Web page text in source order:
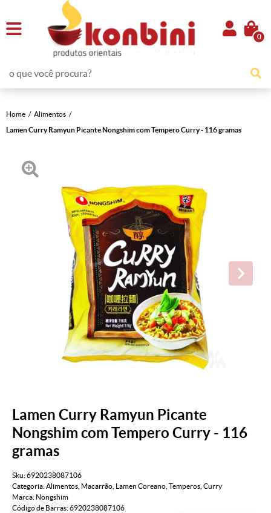
0
Home
Alimentos
Lamen Curry Ramyun Picante Nongshim com Tempero Curry - 116 gramas
Lamen Curry Ramyun Picante
Nongshim com Tempero Curry - 116
gramas
Sku:6920238087106
Categoria:Alimentos Macarrão Lamen Coreano Temperos Curry
Marca: Nongshim
Código de Barras:6920238087106